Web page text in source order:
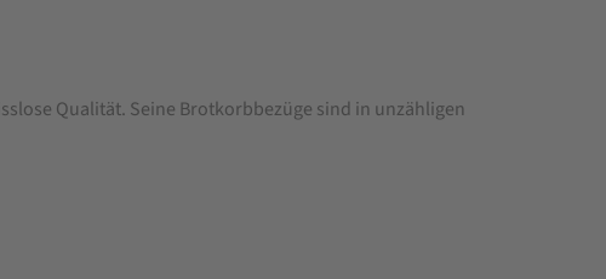
Qualität. Seine Brotkorbbezüge sind in unzähligen